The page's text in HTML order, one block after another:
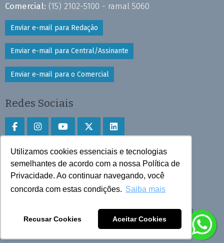
Utilizamos cookies essenciais e tecnologias
semelhantes de acordo com a nossa Política de
Privacidade. Ao continuar navegando, você
concorda com estas condições. Saiba mais
Recusar Cookies Aceitar Cookies
Comercial: (15) 2102-5100 - ramal 5060
Enviar e-mail para Redação
Enviar e-mail para Central/Assinante
Enviar e-mail para o Comercial
Redes Sociais
Faça download do aplicativo
Play Store e App Store
Todos os direitos reservados © 2025 Cruzeiro do Sul